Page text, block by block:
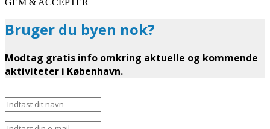
Bruger du byen nok?
Modtag gratis info omkring aktuelle og kommende
aktiviteter i København.